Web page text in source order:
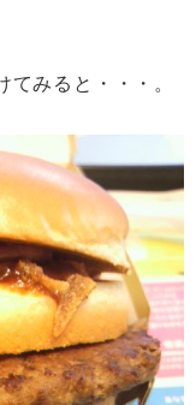
みると・・・。